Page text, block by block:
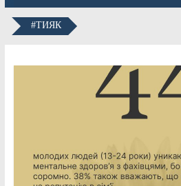
#ТИЯК